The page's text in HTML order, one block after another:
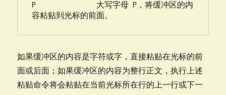
P               大写字母 P，将缓冲区的内
容粘贴到光标的前面。
如果缓冲区的内容是字符或字，直接粘贴在光标的前
面或后面；如果缓冲区的内容为整行正文，执行上述
粘贴命令将会粘贴在当前光标所在行的上一行或下一